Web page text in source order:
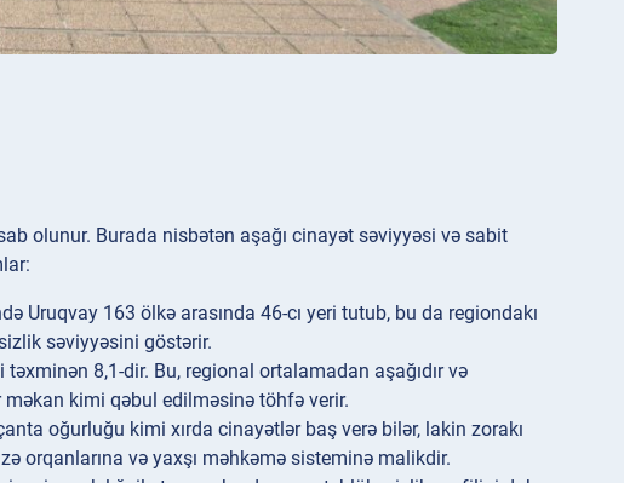
olunur. Burada nisbətən aşağı cinayət səviyyəsi və sabit
Uruqvay 163 ölkə arasında 46-cı yeri tutub, bu da regiondakı
səviyyəsini göstərir.
8,1-dir. Bu, regional ortalamadan aşağıdır və
məkan kimi qəbul edilməsinə töhfə verir.
oğurluğu kimi xırda cinayətlər baş verə bilər, lakin zorakı
orqanlarına və yaxşı məhkəmə sisteminə malikdir.